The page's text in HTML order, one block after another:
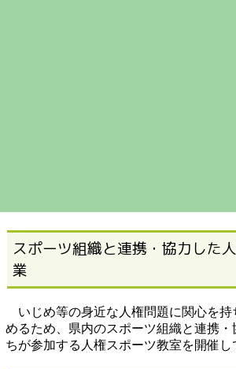
スポーツ組織と連携・協力した
業
いじめ等の身近な人権問題に関心を持
めるため、県内のスポーツ組織と連携・
ちが参加する人権スポーツ教室を開催し